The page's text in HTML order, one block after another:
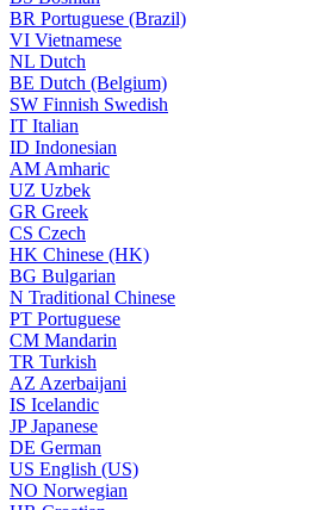
BR Portuguese (Brazil)
VI Vietnamese
NL Dutch
BE Dutch (Belgium)
SW Finnish Swedish
IT Italian
ID Indonesian
AM Amharic
UZ Uzbek
GR Greek
CS Czech
HK Chinese (HK)
BG Bulgarian
N Traditional Chinese
PT Portuguese
CM Mandarin
TR Turkish
AZ Azerbaijani
IS Icelandic
JPJapanese
DE German
US English (US)
NO Norwegian